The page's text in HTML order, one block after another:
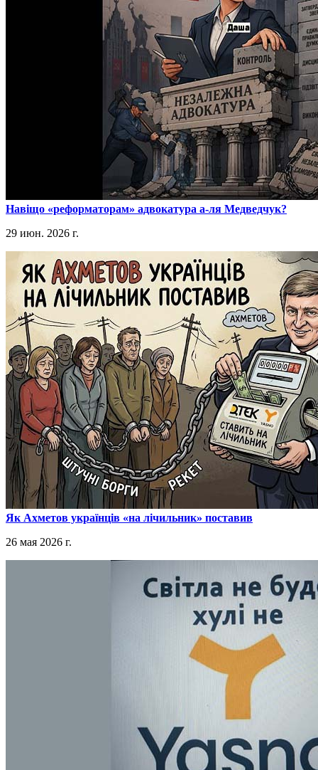
​Навіщо «реформаторам» адвокатура а-ля Медведчук?
29 июн. 2026 г.
​Як Ахметов українців «на лічильник» поставив
26 мая 2026 г.